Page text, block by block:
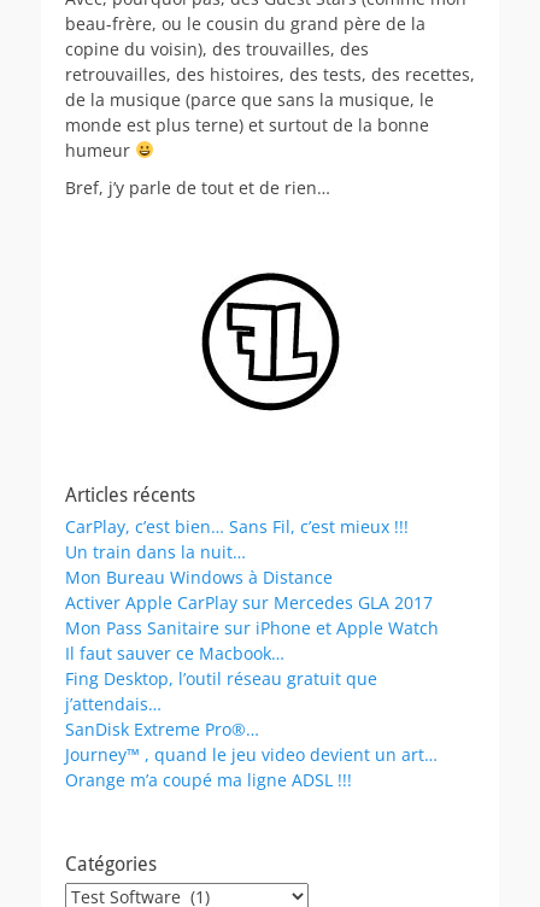
beau-frère, ou le cousin du grand père de la
copine du voisin), des trouvailles, des
retrouvailles, des histoires, des tests, des recettes,
de la musique (parce que sans la musique, le
monde est plus terne) et surtout de la bonne
humeur
Bref, j’y parle de tout et de rien…
Articles récents
CarPlay, c’est bien… Sans Fil, c’est mieux !!!
Un train dans la nuit…
Mon Bureau Windows à Distance
Activer Apple CarPlay sur Mercedes GLA 2017
Mon Pass Sanitaire sur iPhone et Apple Watch
Il faut sauver ce Macbook…
Fing Desktop, l’outil réseau gratuit que
j’attendais…
SanDisk Extreme Pro®…
Journey™ , quand le jeu video devient un art…
Orange m’a coupé ma ligne ADSL !!!
Catégories
Catégories